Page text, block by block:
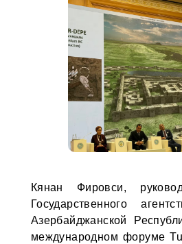
Кянан Фировси,
Государственного
Азербайджанской
международном форуме